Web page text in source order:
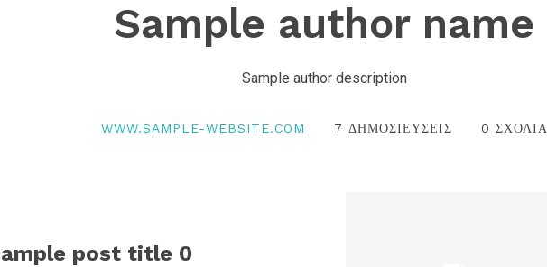
Sample author name
Sample author description
WWW.SAMPLE-WEBSITE.COM 7 ΔΗΜΟΣΙΕΥΣΕΙΣ 0 ΣΧΟΛΙΑ
post title 0